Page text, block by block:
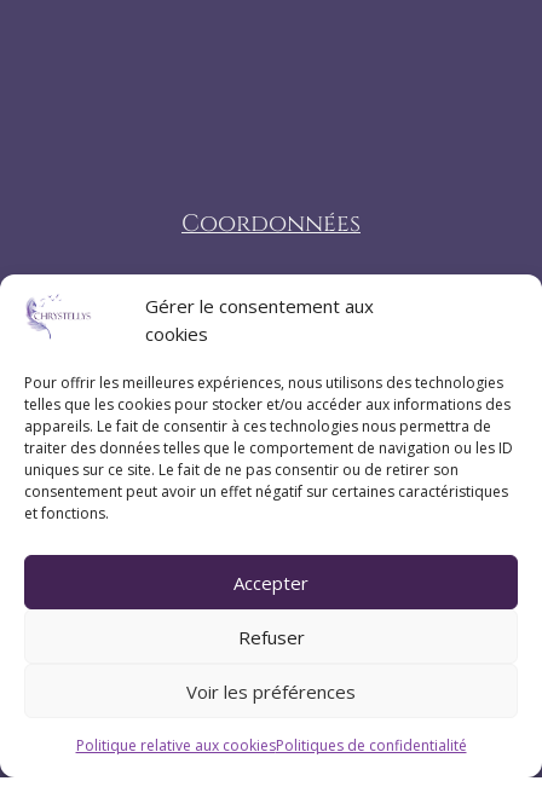
Gérer le consentement aux
cookies
Pour offrir les meilleures expériences, nous utilisons des technologies
telles que les cookies pour stocker et/ou accéder aux informations des
appareils. Le fait de consentir à ces technologies nous permettra de
traiter des données telles que le comportement de navigation ou les ID
uniques sur ce site. Le fait de ne pas consentir ou de retirer son
consentement peut avoir un effet négatif sur certaines caractéristiques
et fonctions.
Accepter
Refuser
Voir les préférences
Politique relative aux cookiesPolitiques de confidentialité
Coordonnées
07 83 20 79 47
Pau (Pyrénées-Atlantiques 64)
Suivez Chrystellys